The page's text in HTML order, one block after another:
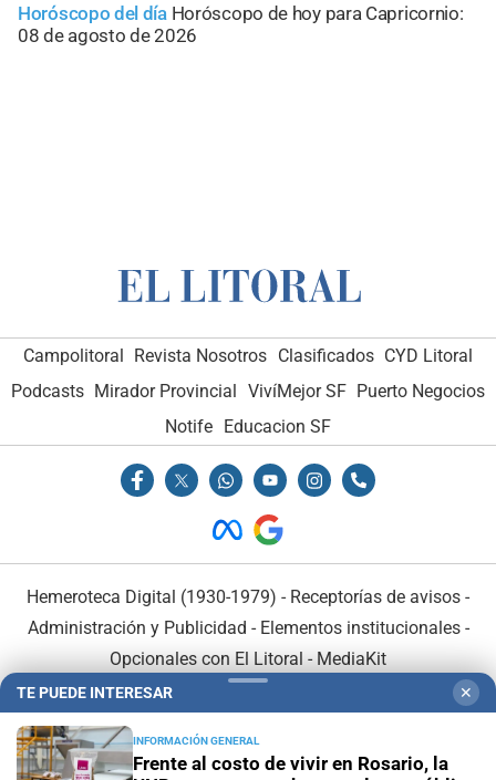
Horóscopo del día Horóscopo de hoy para Capricornio:
08 de agosto de 2026
Campolitoral Revista Nosotros Clasificados CYD Litoral
Podcasts Mirador Provincial VivíMejor SF Puerto Negocios
Notife Educacion SF
Hemeroteca Digital (1930-1979) - Receptorías de avisos -
Administración y Publicidad - Elementos institucionales-
Opcionales con El Litoral - MediaKit
TE PUEDE INTERESAR ✕
INFORMACIÓN GENERAL
Frente al costo de vivir en Rosario, la